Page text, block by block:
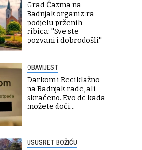
Grad Čazma na
Badnjak organizira
podjelu prženih
ribica: ''Sve ste
pozvani i dobrodošli''
OBAVIJEST
Darkom i Reciklažno
na Badnjak rade, ali
skraćeno. Evo do kada
možete doći...
USUSRET BOŽIĆU